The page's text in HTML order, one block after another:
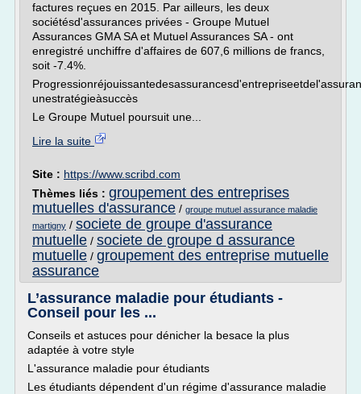
factures reçues en 2015. Par ailleurs, les deux
sociétésd'assurances privées - Groupe Mutuel
Assurances GMA SA et Mutuel Assurances SA - ont
enregistré unchiffre d'affaires de 607,6 millions de francs,
soit -7.4%.
unestratégieàsuccès
Le Groupe Mutuel poursuit une...
Lire la suite
Site : https://www.scribd.com
Thèmes liés : groupement des entreprises
mutuelles d'assurance / groupe mutuel assurance maladie
martigny / societe de groupe d'assurance
mutuelle / societe de groupe d assurance
mutuelle / groupement des entreprise mutuelle
assurance
L’assurance maladie pour étudiants -
Conseil pour les ...
Conseils et astuces pour dénicher la besace la plus
adaptée à votre style
L'assurance maladie pour étudiants
Les étudiants dépendent d'un régime d'assurance maladie